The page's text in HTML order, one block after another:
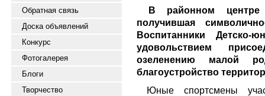
Обратная связь
Доска объявлений
Конкурс
Фотогалерея
Блоги
Творчество
В районном центре
получившая
Воспитанники
удовольствием
озеленению малой
благоустройство
Юные спортсмены